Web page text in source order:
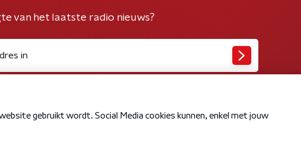
van het laatste radio nieuws?